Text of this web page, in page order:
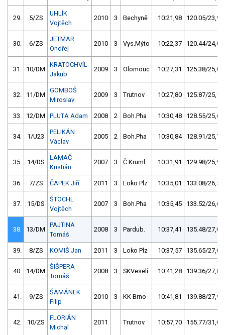
29. 5/ZS
UHLÍK
Vojtěch
2010 3 Bechyně 10:21,98 120.05/23,9
30. 6/ZS
JETMAR
Ondřej
2010 3 Vys.Mýto 10:22,37 120.44/24,0
31. 10/DM
KRATOCHVÍL
Jakub
2009 3 Olomouc 10:27,31 125.38/25,0
32. 11/DM
GOMBOŠ
Miroslav
2009 3 Trutnov 10:27,80 125.87/25,1
33. 12/DM PLUTA Adam 2008 2 Boh.Pha 10:30,48 128.55/25,6
34. 1/U23
PELIKÁN
Václav
2005 2 Boh.Pha 10:30,84 128.91/25,7
35. 14/DS
LAMAČ
Kristián
2007 3 Č.Kruml. 10:31,91 129.98/25,9
36. 7/ZS ČAPEK Jiří 2011 3 Loko Plz 10:35,01 133.08/26,5
37. 15/DS
ŠTOCHL
Vojtěch
2007 3 Boh.Pha 10:35,45 133.52/26,6
38. 13/DM
PAJTINA
Tomáš
2008 3 Pardub. 10:37,41 135.48/27,0
39. 8/ZS KOMIŠ Jan 2011 3 Loko Plz 10:37,57 135.65/27,0
40. 14/DM
ŠIŠPERA
Tomáš
2008 3 SKVeselí 10:41,28 139.36/27,8
41. 9/ZS
ŠAMÁNEK
Filip
2010 3 KK Brno 10:41,81 139.88/27,9
42. 10/ZS
FLORIÁN
Michal
2011 Trutnov 10:57,70 155.77/31,0